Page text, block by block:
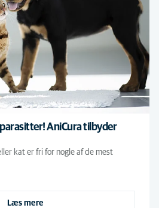
AniCura tilbyder
kat er fri for nogle af de mest
Læs mere